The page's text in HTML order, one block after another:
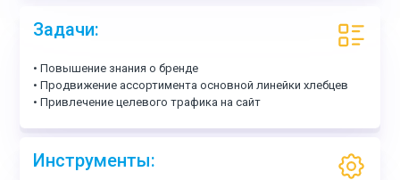
Задачи:
• Повышение знания о бренде
• Продвижение ассортимента основной линейки хлебцев
• Привлечение целевого трафика на сайт
Инструменты: